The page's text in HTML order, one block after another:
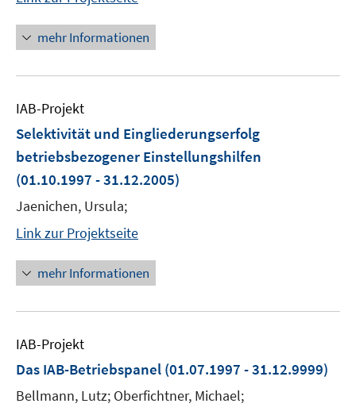
mehr Informationen
IAB-Projekt
Selektivität und Eingliederungserfolg
betriebsbezogener Einstellungshilfen
(01.10.1997 - 31.12.2005)
Jaenichen, Ursula;
Link zur Projektseite
mehr Informationen
IAB-Projekt
Das IAB-Betriebspanel (01.07.1997 - 31.12.9999)
Bellmann, Lutz; Oberfichtner, Michael;